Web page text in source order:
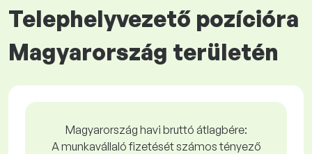
Telephelyvezető pozícióra
Magyarország területén
Magyarország havi bruttó átlagbére:
A munkavállaló fizetését számos tényező